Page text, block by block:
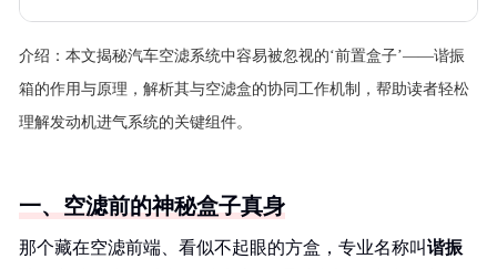
介绍： 本文揭秘汽车空滤系统中容易被忽视的‘前置盒子’——谐振
箱的作用与原理，解析其与空滤盒的协同工作机制，帮助读者轻松
理解发动机进气系统的关键组件。
一、空滤前的神秘盒子真身
那个藏在空滤前端、看似不起眼的方盒，专业名称叫谐振